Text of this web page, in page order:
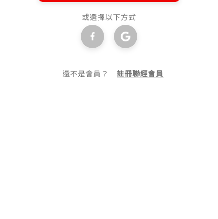
或選擇以下方式
還不是會員？註冊聯經會員